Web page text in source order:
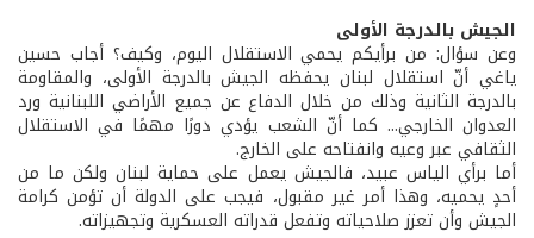
الجيش بالدرجة الأولى
وعن سؤال: من برأيكم يحمي الاستقلال اليوم، وكيف؟ أجاب حسين
ياغي أنّ استقلال لبنان يحفظه الجيش بالدرجة الأولى، والمقاومة
بالدرجة الثانية وذلك من خلال الدفاع عن جميع الأراضي اللبنانية ورد
العدوان الخارجي... كما أنّ الشعب يؤدي دورًا مهمًا في الاستقلال
الثقافي عبر وعيه وانفتاحه على الخارج.
أما برأي الياس عبيد، فالجيش يعمل على حماية لبنان ولكن ما من
أحدٍ يحميه، وهذا أمر غير مقبول، فيجب على الدولة أن تؤمن كرامة
الجيش وأن تعزز صلاحياته وتفعل قدراته العسكرية وتجهيزاته.